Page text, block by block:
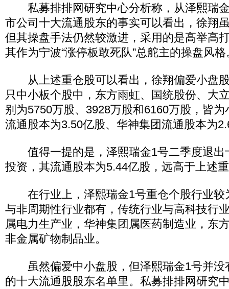
私募排排网研究中心分析称，从泽熙瑞
市公司十大流通股东的事实可以看出，徐翔
但其操盘手法仍然较激进，采用的是高举高
其作为宁波“涨停板敢死队”总舵主的操盘风格
从上述重仓股可以看出，徐翔偏爱小盘
只中小板个股中，东方雨虹、国统股份、大
别为5750万股、3928万股和6160万股，皆
流通股本为3.50亿股、华神集团流通股本为
值得一提的是，泽熙瑞金1号二季度退出
投资，其流通股本为5.44亿股，远高于上述
在行业上，泽熙瑞金1号重仓个股行业较
与非周期性行业都有，传统行业与高科技行
属电力生产业，华神集团属医药制造业，东
非金属矿物制品业。
虽然偏爱中小盘股，但泽熙瑞金1号并没
的十大流通股股东名单里。私募排排网研究